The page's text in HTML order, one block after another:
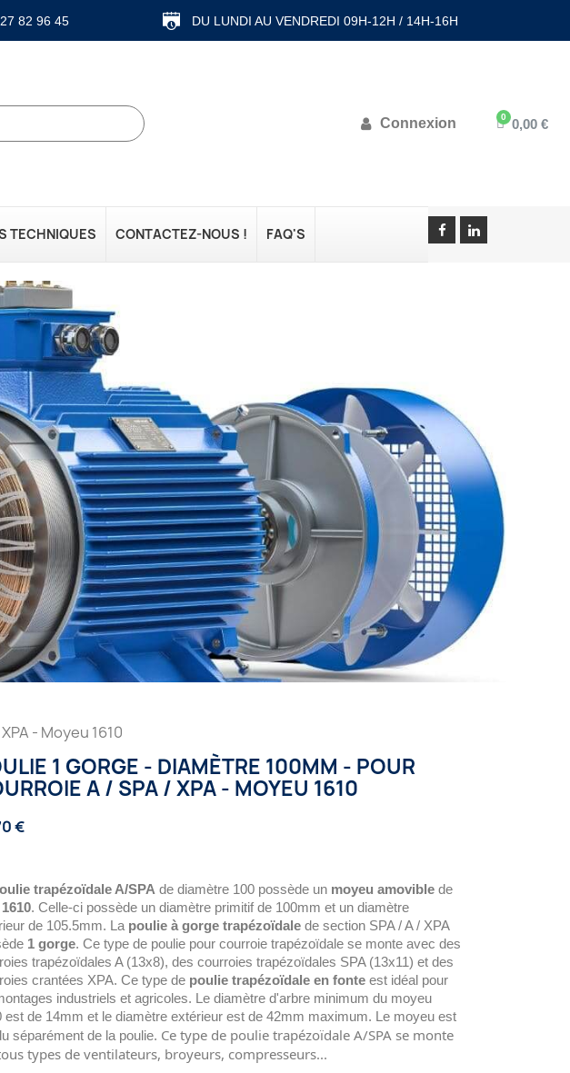
82 96 45 DU LUNDI AU VENDREDI 09H-12H / 14H-16H
Connexion 0,00 €
TECHNIQUES CONTACTEZ-NOUS ! FAQ'S
- Moyeu 1610
1 GORGE - DIAMÈTRE 100MM - POUR
A / SPA / XPA - MOYEU 1610
€
trapézoïdale A/SPA de diamètre 100 possède un moyeu amovible de
1610. Celle-ci possède un diamètre primitif de 100mm et un diamètre
de 105.5mm. La poulie à gorge trapézoïdale de section SPA / A / XPA
1 gorge. Ce type de poulie pour courroie trapézoïdale se monte avec des
trapézoïdales A (13x8), des courroies trapézoïdales SPA (13x11) et des
crantées XPA. Ce type de poulie trapézoïdale en fonte est idéal pour
industriels et agricoles. Le diamètre d'arbre minimum du moyeu
est de 14mm et le diamètre extérieur est de 42mm maximum. Le moyeu est
séparément de la poulie. Ce type de poulie trapézoïdale A/SPA se monte
types de ventilateurs, broyeurs, compresseurs...